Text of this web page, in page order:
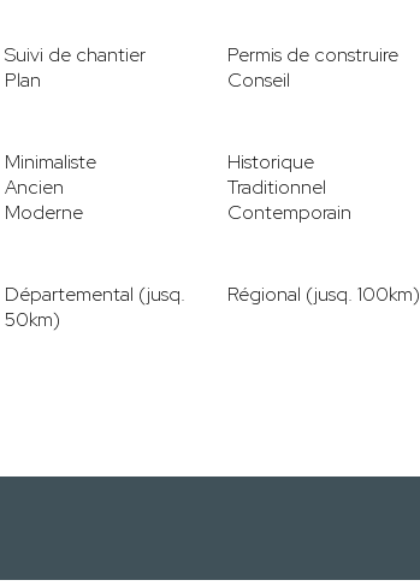
Suivi de chantier
Permis de construire
Plan
Conseil
Minimaliste
Historique
Ancien
Traditionnel
Moderne
Contemporain
Départemental (jusq.
50km)
Régional (jusq. 100km)